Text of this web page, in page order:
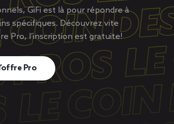
GiFi est là pour répondre à
spécifiques. Découvrez vite
Pro, l’inscription est gratuite!
Pro